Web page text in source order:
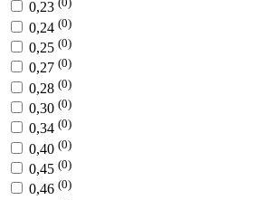
0,23
0,24 (0)
0,25 (0)
0,27 (0)
0,28 (0)
0,30 (0)
0,34 (0)
0,40 (0)
0,45 (0)
0,46 (0)